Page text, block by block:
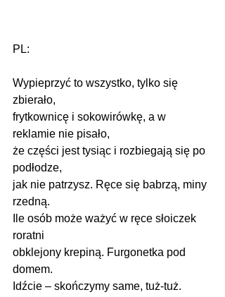
PL:
Wypieprzyć to wszystko, tylko się
zbierało,
frytkownicę i sokowirówkę, a w
reklamie nie pisało,
że części jest tysiąc i rozbiegają się po
podłodze,
jak nie patrzysz. Ręce się babrzą, miny
rzedną.
Ile osób może ważyć w ręce słoiczek
roratni
obklejony krepiną. Furgonetka pod
domem.
Idźcie – skończymy same, tuż-tuż.